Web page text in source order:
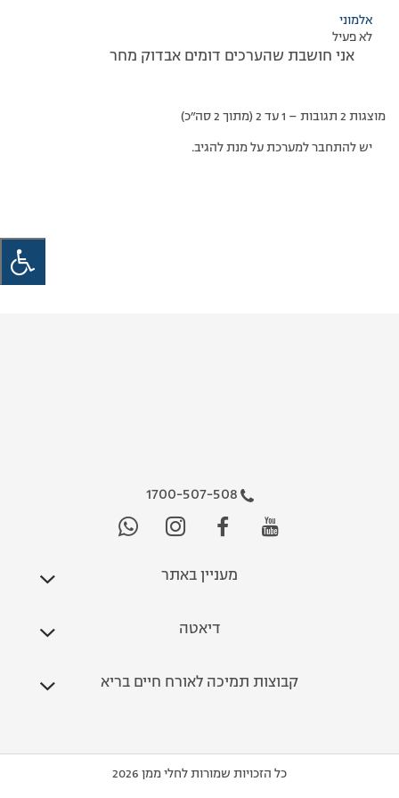
אלמוני
לא פעיל
אני חושבת שהערכים דומים אבדוק מחר
מוצגות 2 תגובות – 1 עד 2 (מתוך 2 סה״כ)
יש להתחבר למערכת על מנת להגיב.
1700-507-508
מעניין באתר
דיאטה
קבוצות תמיכה לאורח חיים בריא
כל הזכויות שמורות לחלי ממן 2026